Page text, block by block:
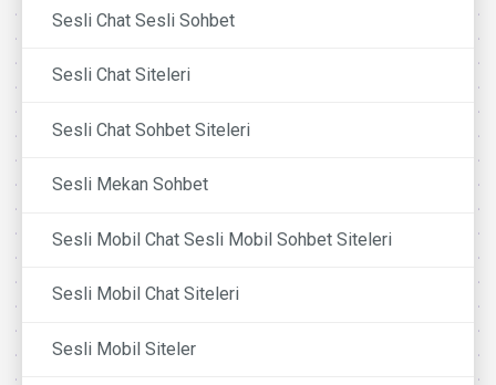
Sesli Chat Sesli Sohbet
Sesli Chat Siteleri
Sesli Chat Sohbet Siteleri
Sesli Mekan Sohbet
Sesli Mobil Chat Sesli Mobil Sohbet Siteleri
Sesli Mobil Chat Siteleri
Sesli Mobil Siteler